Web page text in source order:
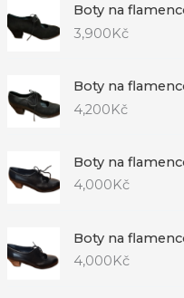
Boty na
3,900Kč
Boty na
4,200Kč
Boty na
4,000 Kč
Boty na
4,000 Kč